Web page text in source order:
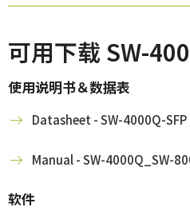
可用下载 SW-
使用说明书＆数据表
Datasheet - SW-4000Q-SFP
Manual - SW-4000Q_SW-
软件